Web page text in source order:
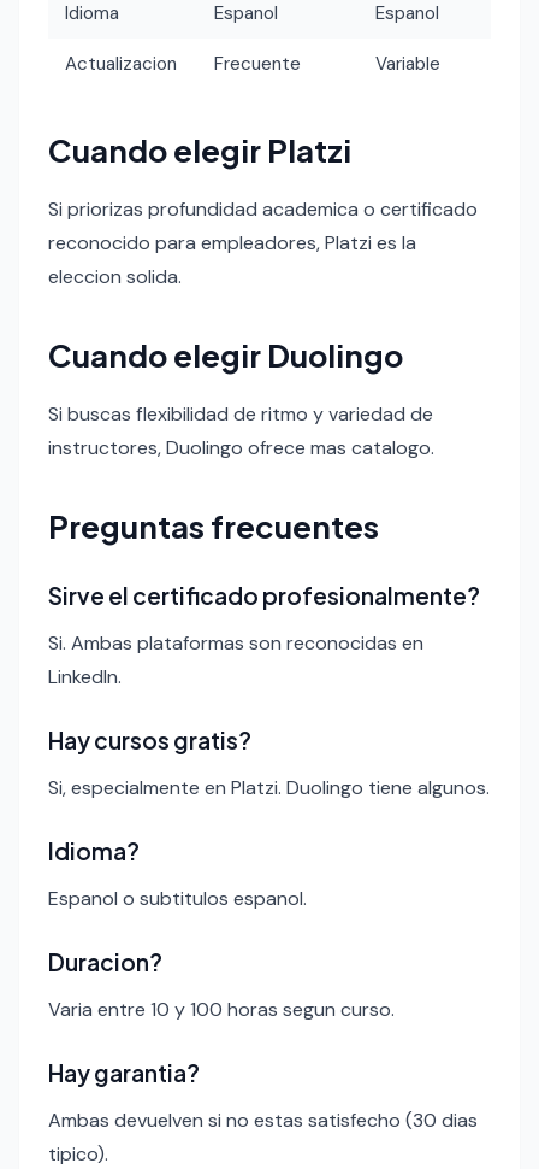
Idioma Espanol Espanol
Actualizacion Frecuente Variable
Cuando elegir Platzi
Si priorizas profundidad academica o certificado
reconocido para empleadores, Platzi es la
eleccion solida.
Cuando elegir Duolingo
Si buscas flexibilidad de ritmo y variedad de
instructores, Duolingo ofrece mas catalogo.
Preguntas frecuentes
Sirve el certificado profesionalmente?
Si. Ambas plataformas son reconocidas en
LinkedIn.
Hay cursos gratis?
Si, especialmente en Platzi. Duolingo tiene algunos.
Idioma?
Espanol o subtitulos espanol.
Duracion?
Varia entre 10 y 100 horas segun curso.
Hay garantia?
Ambas devuelven si no estas satisfecho (30 dias
tipico).